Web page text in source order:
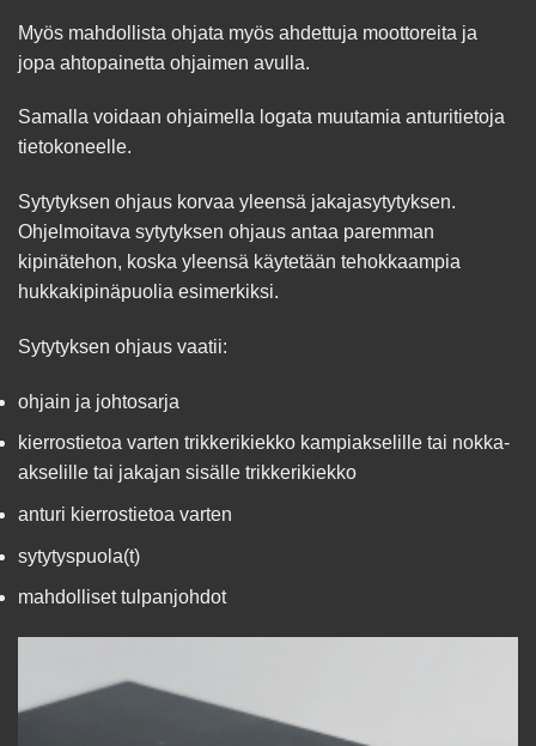
Myös mahdollista ohjata myös ahdettuja moottoreita ja
jopa ahtopainetta ohjaimen avulla.
Samalla voidaan ohjaimella logata muutamia anturitietoja
tietokoneelle.
Sytytyksen ohjaus korvaa yleensä jakajasytytyksen.
Ohjelmoitava sytytyksen ohjaus antaa paremman
kipinätehon, koska yleensä käytetään tehokkaampia
hukkakipinäpuolia esimerkiksi.
Sytytyksen ohjaus vaatii:
ohjain ja johtosarja
kierrostietoa varten trikkerikiekko kampiakselille tai nokka-
akselille tai jakajan sisälle trikkerikiekko
anturi kierrostietoa varten
sytytyspuola(t)
mahdolliset tulpanjohdot